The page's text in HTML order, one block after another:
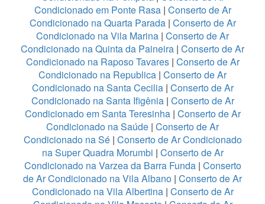
Condicionado em Ponte Rasa| Conserto de Ar
Condicionado na Quarta Parada| Conserto de Ar
Condicionado na Vila Marina | Conserto de Ar
Condicionado na Quinta da Paineira | Conserto de Ar
Condicionado na Raposo Tavares| Conserto de Ar
Condicionado na Republica | Conserto de Ar
Condicionado na Santa Cecilia| Conserto de Ar
Condicionado na Santa Ifigênia | Conserto de Ar
Condicionado em Santa Teresinha| Conserto de Ar
Condicionado na Saúde | Conserto de Ar
Condicionado na Sé| Conserto de Ar Condicionado
na Super Quadra Morumbi | Conserto de Ar
Condicionado na Varzea da Barra Funda| Conserto
de Ar Condicionado na Vila Albano | Conserto de Ar
Condicionado na Vila Albertina| Conserto de Ar